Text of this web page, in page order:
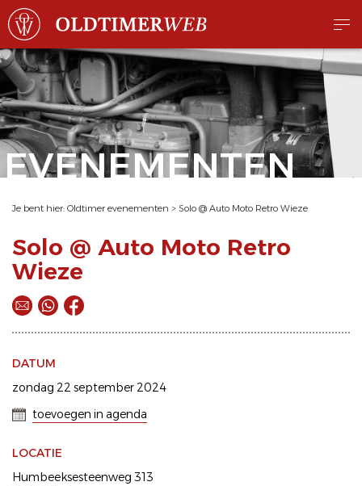
EVENEMENTEN
Je bent hier: Oldtimer evenementen > Solo @ Auto Moto Retro Wieze
Solo @ Auto Moto Retro
Wieze
DATUM
zondag 22 september 2024
toevoegen in agenda
LOCATIE
Humbeeksesteenweg 313